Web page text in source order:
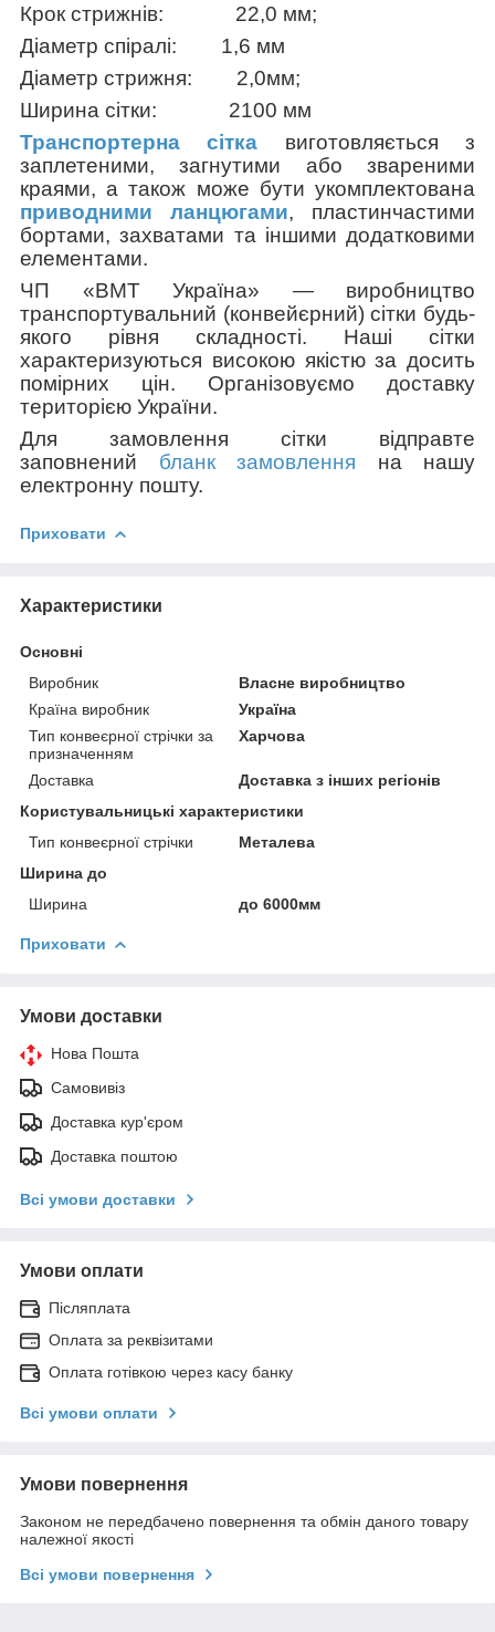
Крок стрижнів: 22,0 мм;
Діаметр спіралі: 1,6 мм
Діаметр стрижня: 2,0мм;
Ширина сітки: 2100 мм
Транспортерна сітка виготовляється з
заплетеними, загнутими або звареними
краями, а також може бути укомплектована
приводними ланцюгами, пластинчастими
бортами, захватами та іншими додатковими
елементами.
ЧП «ВМТ Україна» — виробництво
транспортувальний (конвейєрний) сітки будь-
якого рівня складності. Наші сітки
характеризуються високою якістю за досить
помірних цін. Організовуємо доставку
територією України.
Для замовлення сітки відправте
заповнений бланк замовлення на нашу
електронну пошту.
Приховати
Характеристики
Основні
Виробник
Власне виробництво
Країна виробник
Україна
Тип конвеєрної стрічки за
призначенням
Харчова
Доставка
Доставка з інших регіонів
Користувальницькі характеристики
Тип конвеєрної стрічки
Металева
Ширина до
Ширина
до 6000мм
Приховати
Умови доставки
Нова Пошта
Самовивіз
Доставка кур'єром
Доставка поштою
Всі умови доставки
Умови оплати
Післяплата
Оплата за реквізитами
Оплата готівкою через касу банку
Всі умови оплати
Умови повернення
Законом не передбачено повернення та обмін даного товару
належної якості
Всі умови повернення